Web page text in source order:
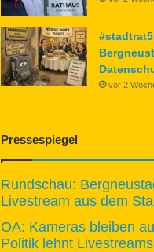
vor 2
Pressespiegel
Rundschau:
Livestream aus dem
OA: Kameras bleiben
Politik lehnt